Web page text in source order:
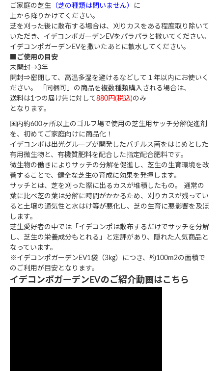
ご家庭の芝生 （芝の種類は問いません）
に
上から降りかけてください。
芝を刈った後に散布する場合は、刈りカスをある程度取り除いて
いただき、イデコンポガーデンEVをパラパラと撒いてください。
イデコンポガーデンEVを撒いたあとに散水してください。
■ご使用の目安
未開封⇒3年
開封⇒密閉して、高温多湿を避けるなどして１年以内にお使いく
ださい。 「同梱可」の商品を複数種類購入される場合は、
送料は1つの届け先に対して 880円(税込)のみ
となります。
国内約600ヶ所以上のゴルフ場で使用の芝生用サッチ分解促進剤
を、初めてご家庭向けに商品化！
イデコンポは出光グループが開発したバチルス菌をはじめとした
有用微生物と、有機質肥料を配合した指定配合肥料です。
微生物の働きによりサッチの分解を促進し、芝生の生育環境を改
善することで、健全な芝生の育成に効果を発揮します。
サッチとは、芝を刈った際に出るカスが堆積したもの。 通常の
葉に比べ芝の葉は分解に時間がかかるため、刈りカスが残ってい
ると土壌の通気性と水はけ等が悪化し、芝の生育に悪影響を及ぼ
します。
芝生愛好者の中では「イデコンポは散布するだけでサッチを分解
し、芝生の栄養成分もとれる」と定評があり、隠れた人気商品と
なっています。
※イデコンポガーデンEV1袋（3kg）につき、約100m2の面積で
のご利用が目安となります。
イデコンポガーデンEVのご紹介動画はこちら